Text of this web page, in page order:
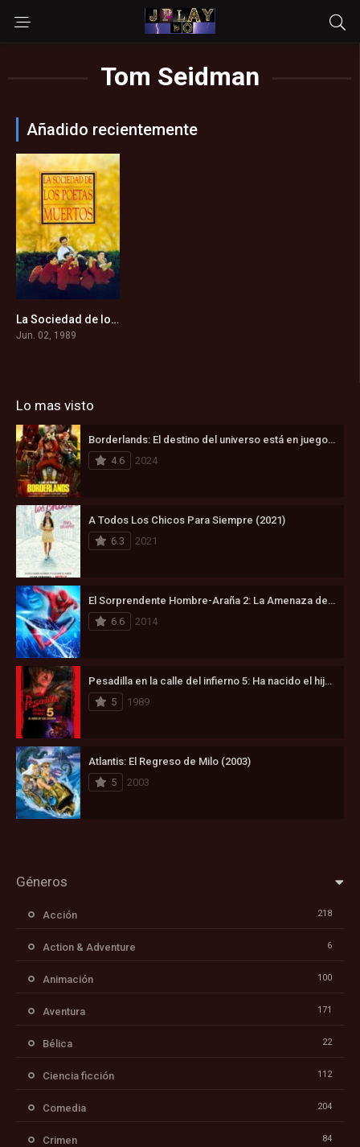
Tom Seidman
Añadido recientemente
8.1La Sociedad de los Poetas Muertos (1989)
Jun. 02, 1989
Lo mas visto
4.6
2024
A Todos Los Chicos Para Siempre (2021)
6.3
2021
6.6
2014
5
1989
Atlantis: El Regreso de Milo (2003)
5
2003
Géneros
Acción 218
Action & Adventure 6
Animación 100
Aventura 171
Bélica 22
Ciencia ficción 112
Comedia 204
Crimen 84